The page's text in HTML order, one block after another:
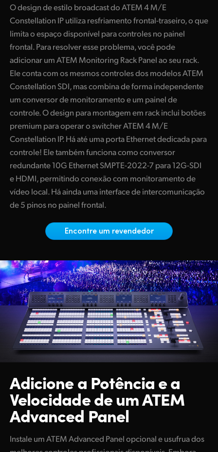
Especificações
Finland
Germany
Hong Kong SAR, China
Italy
Japan
Korea
Mexico
New Zealand
Norway
Poland
Portugal
Singapore
South Africa
Sweden
Chinese Taipei
UAE
O design de estilo broadcast do ATEM 4 M/E
Constellation IP utiliza resfriamento frontal-traseiro, o que
limita o espaço disponível para controles no painel
frontal. Para resolver esse problema, você pode
adicionar um ATEM Monitoring Rack Panel ao seu rack.
Ele conta com os mesmos controles dos modelos ATEM
Constellation SDI, mas combina de forma independente
um conversor de monitoramento e um painel de
controle. O design para montagem em rack inclui botões
premium para operar o switcher ATEM 4 M/E
Constellation IP. Há até uma porta Ethernet dedicada para
controle! Ele também funciona como conversor
redundante10G EthernetSMPTE-2022-7 para 12G-SDI
e HDMI, permitindo conexão com monitoramento de
vídeo local. Há ainda uma interface de intercomunicação
de 5 pinos no painel frontal.
Encontre um revendedor
Adicione a Potência e a
Velocidade de um ATEM
Advanced Panel
Instale um ATEM Advanced Panel opcional e usufrua dos